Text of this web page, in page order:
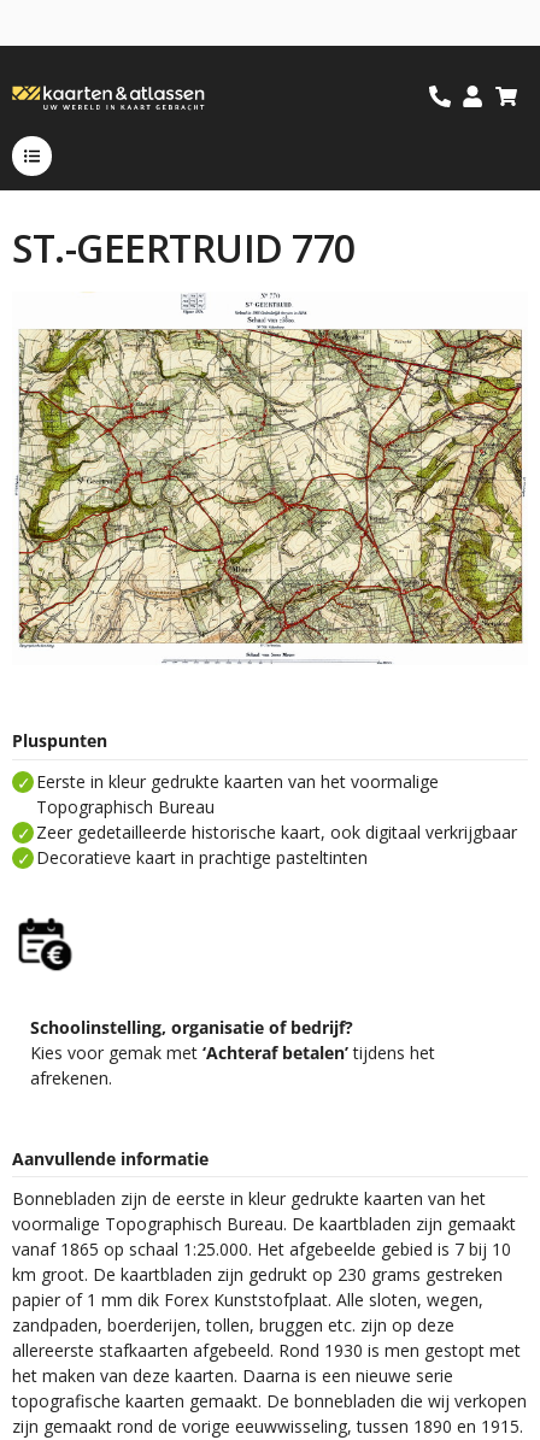
ST.-GEERTRUID 770
Pluspunten
Eerste in kleur gedrukte kaarten van het voormalige
Topographisch Bureau
Zeer gedetailleerde historische kaart, ook digitaal verkrijgbaar
Decoratieve kaart in prachtige pasteltinten
Schoolinstelling, organisatie of bedrijf?
Kies voor gemak met ‘Achteraf betalen’tijdens het
afrekenen.
Aanvullende informatie
Bonnebladen zijn de eerste in kleur gedrukte kaarten van het
voormalige Topographisch Bureau. De kaartbladen zijn gemaakt
vanaf 1865 op schaal 1:25.000. Het afgebeelde gebied is 7 bij 10
km groot. De kaartbladen zijn gedrukt op 230 grams gestreken
papier of 1 mm dik Forex Kunststofplaat. Alle sloten, wegen,
zandpaden, boerderijen, tollen, bruggen etc. zijn op deze
allereerste stafkaarten afgebeeld. Rond 1930 is men gestopt met
het maken van deze kaarten. Daarna is een nieuwe serie
topografische kaarten gemaakt. De bonnebladen die wij verkopen
zijn gemaakt rond de vorige eeuwwisseling, tussen 1890 en 1915.